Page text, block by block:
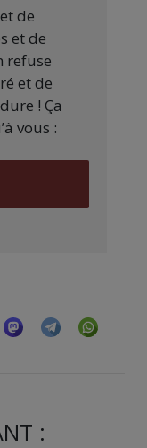
de
et de
refuse
et de
! Ça
vous :
: